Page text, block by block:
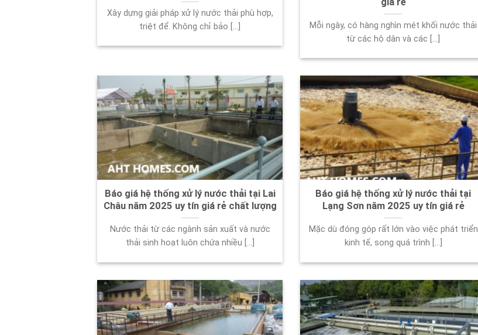
Xây dựng giải pháp xử lý nước thải phù hợp,
triệt để. Không chỉ bảo [...]
Mỗi ngày, có hàng nghìn mét khối nước thải
từ các hộ dân và các [...]
Báo giá hệ thống xử lý nước thải tại Lai
Châu năm 2025 uy tín giá rẻ chất lượng
Nước thải từ các ngành sản xuất và nước
thải sinh hoạt luôn chứa nhiều [...]
Báo giá hệ thống xử lý nước thải tại
Lạng Sơn năm 2025 uy tín giá rẻ
Mặc dù đóng góp rất lớn vào việc phát triển
kinh tế, song quá trình [...]